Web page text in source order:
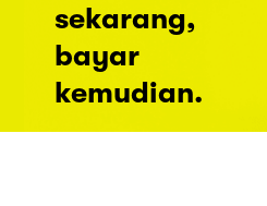
sekarang,
bayar
kemudian.